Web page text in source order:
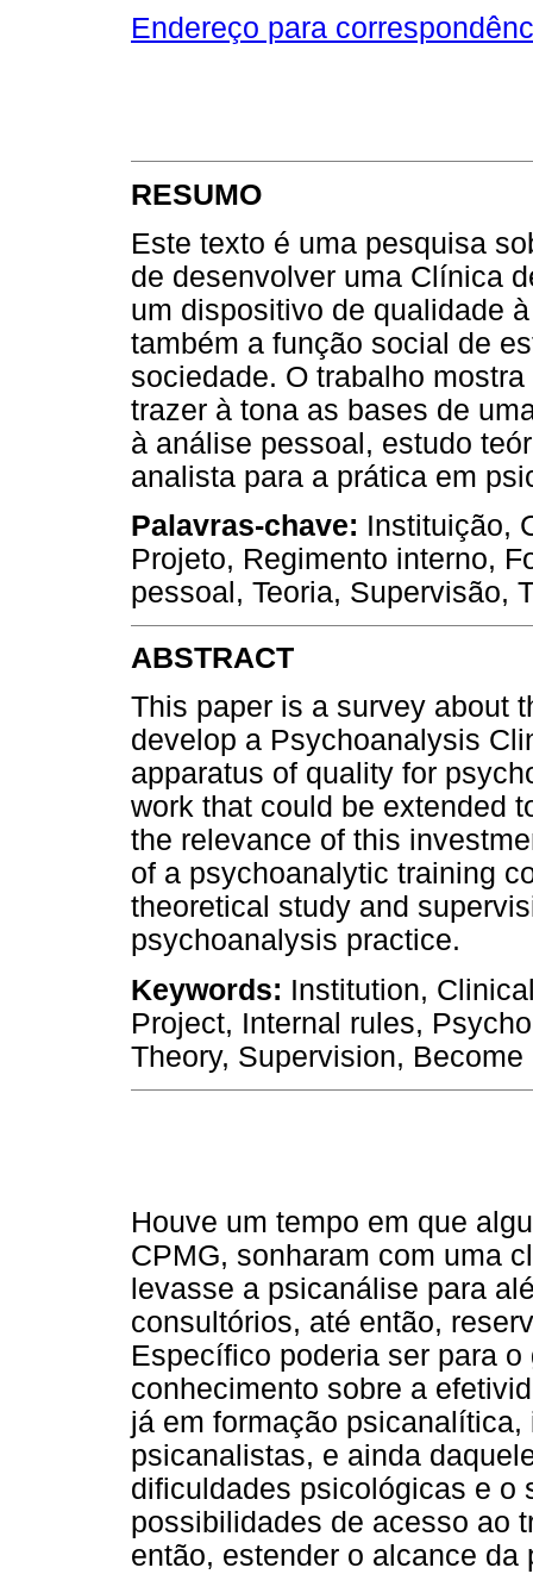
Endereço para
RESUMO
Este texto é uma pesquisa
de desenvolver uma Clínica
um dispositivo de qualidade
também a função social de
sociedade. O trabalho
trazer à tona as bases de
à análise pessoal, estudo
analista para a prática em
Palavras-chave: Instituição,
Projeto, Regimento interno,
pessoal, Teoria, Supervisão,
ABSTRACT
This paper is a survey about
develop a Psychoanalysis
apparatus of quality for
work that could be extended
the relevance of this
of a psychoanalytic training
theoretical study and
psychoanalysis practice.
Keywords: Institution,
Project, Internal rules,
Theory, Supervision,
Houve um tempo em que
CPMG, sonharam com uma
levasse a psicanálise para
consultórios, até então,
Específico poderia ser para
conhecimento sobre a
já em formação
psicanalistas, e ainda
dificuldades psicológicas e o
possibilidades de acesso ao
então, estender o alcance da